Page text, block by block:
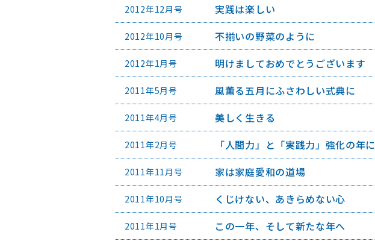
2012年12月号 実践は楽しい
2012年10月号 不揃いの野菜のように
2012年1月号 明けましておめでとうございます
2011年5月号 風薫る五月にふさわしい式典に
2011年4月号 美しく生きる
2011年2月号 「人間力」と「実践力」強化の年に
2011年11月号 家は家庭愛和の道場
2011年10月号 くじけない、あきらめない心
2011年1月号 この一年、そして新たな年へ